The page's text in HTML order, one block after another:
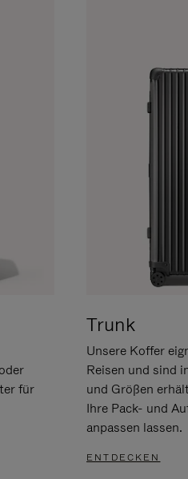
für
Trunk
Unsere Koffer
Reisen und sind
und Größen
Ihre Pack- und
anpassen lassen.
ENTDECKEN